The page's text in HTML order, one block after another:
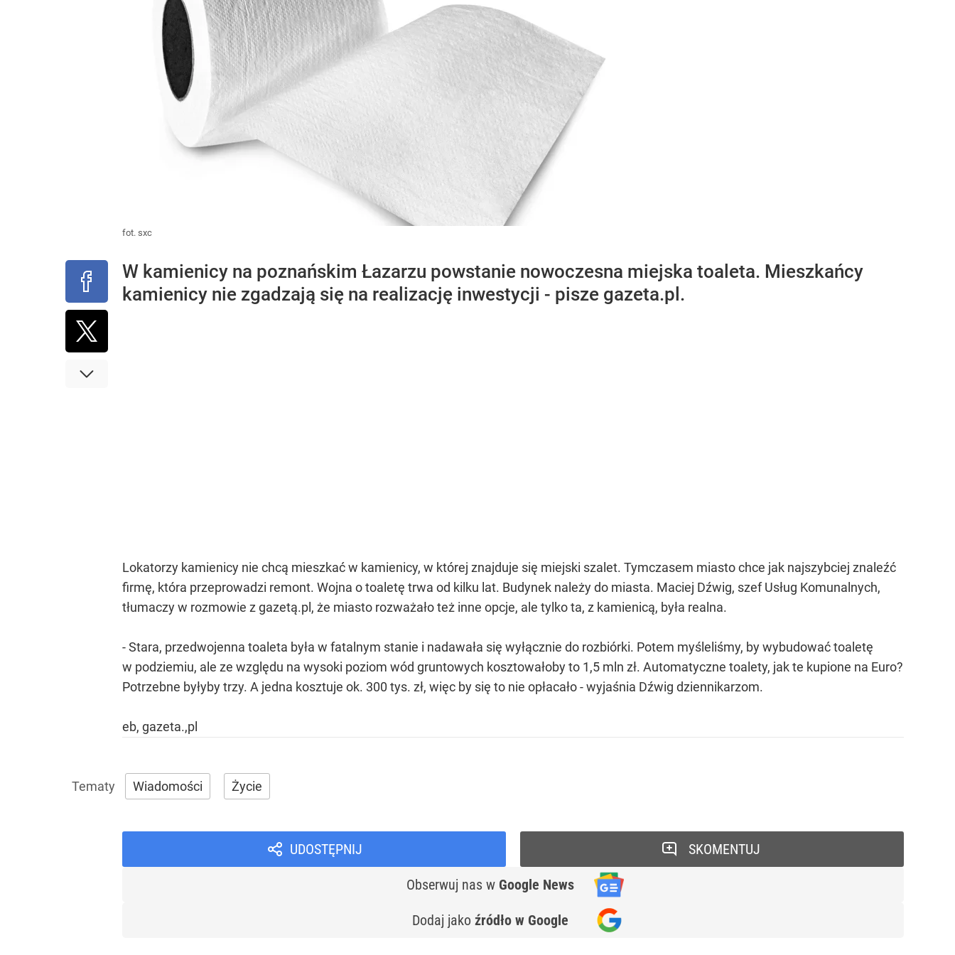
fot. sxc
W kamienicy na poznańskim Łazarzu powstanie nowoczesna miejska toaleta. Mieszkańcy
kamienicy nie zgadzają się na realizację inwestycji - pisze gazeta.pl.
Lokatorzy kamienicy nie chcą mieszkać w kamienicy, w której znajduje się miejski szalet. Tymczasem miasto chce jak najszybciej znaleźć
firmę, która przeprowadzi remont. Wojna o toaletę trwa od kilku lat. Budynek należy do miasta. Maciej Dźwig, szef Usług Komunalnych,
tłumaczy w rozmowie z gazetą.pl, że miasto rozważało też inne opcje, ale tylko ta, z kamienicą, była realna.
- Stara, przedwojenna toaleta była w fatalnym stanie i nadawała się wyłącznie do rozbiórki. Potem myśleliśmy, by wybudować toaletę
w podziemiu, ale ze względu na wysoki poziom wód gruntowych kosztowałoby to 1,5 mln zł. Automatyczne toalety, jak te kupione na Euro?
Potrzebne byłyby trzy. A jedna kosztuje ok. 300 tys. zł, więc by się to nie opłacało - wyjaśnia Dźwig dziennikarzom.
eb, gazeta.,pl
Wiadomości Życie
UDOSTĘPNIJ
Obserwuj nas w Google News
Dodaj jako źródło w Google
SKOMENTUJ